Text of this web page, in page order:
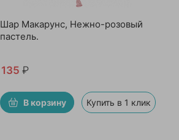
Шар Макарунс, Нежно-розовый
пастель.
135 ₽
В корзину Купить в 1 клик